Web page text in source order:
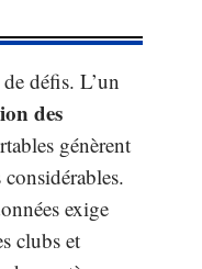
défis. L’un
des
génèrent
exige
clubs et